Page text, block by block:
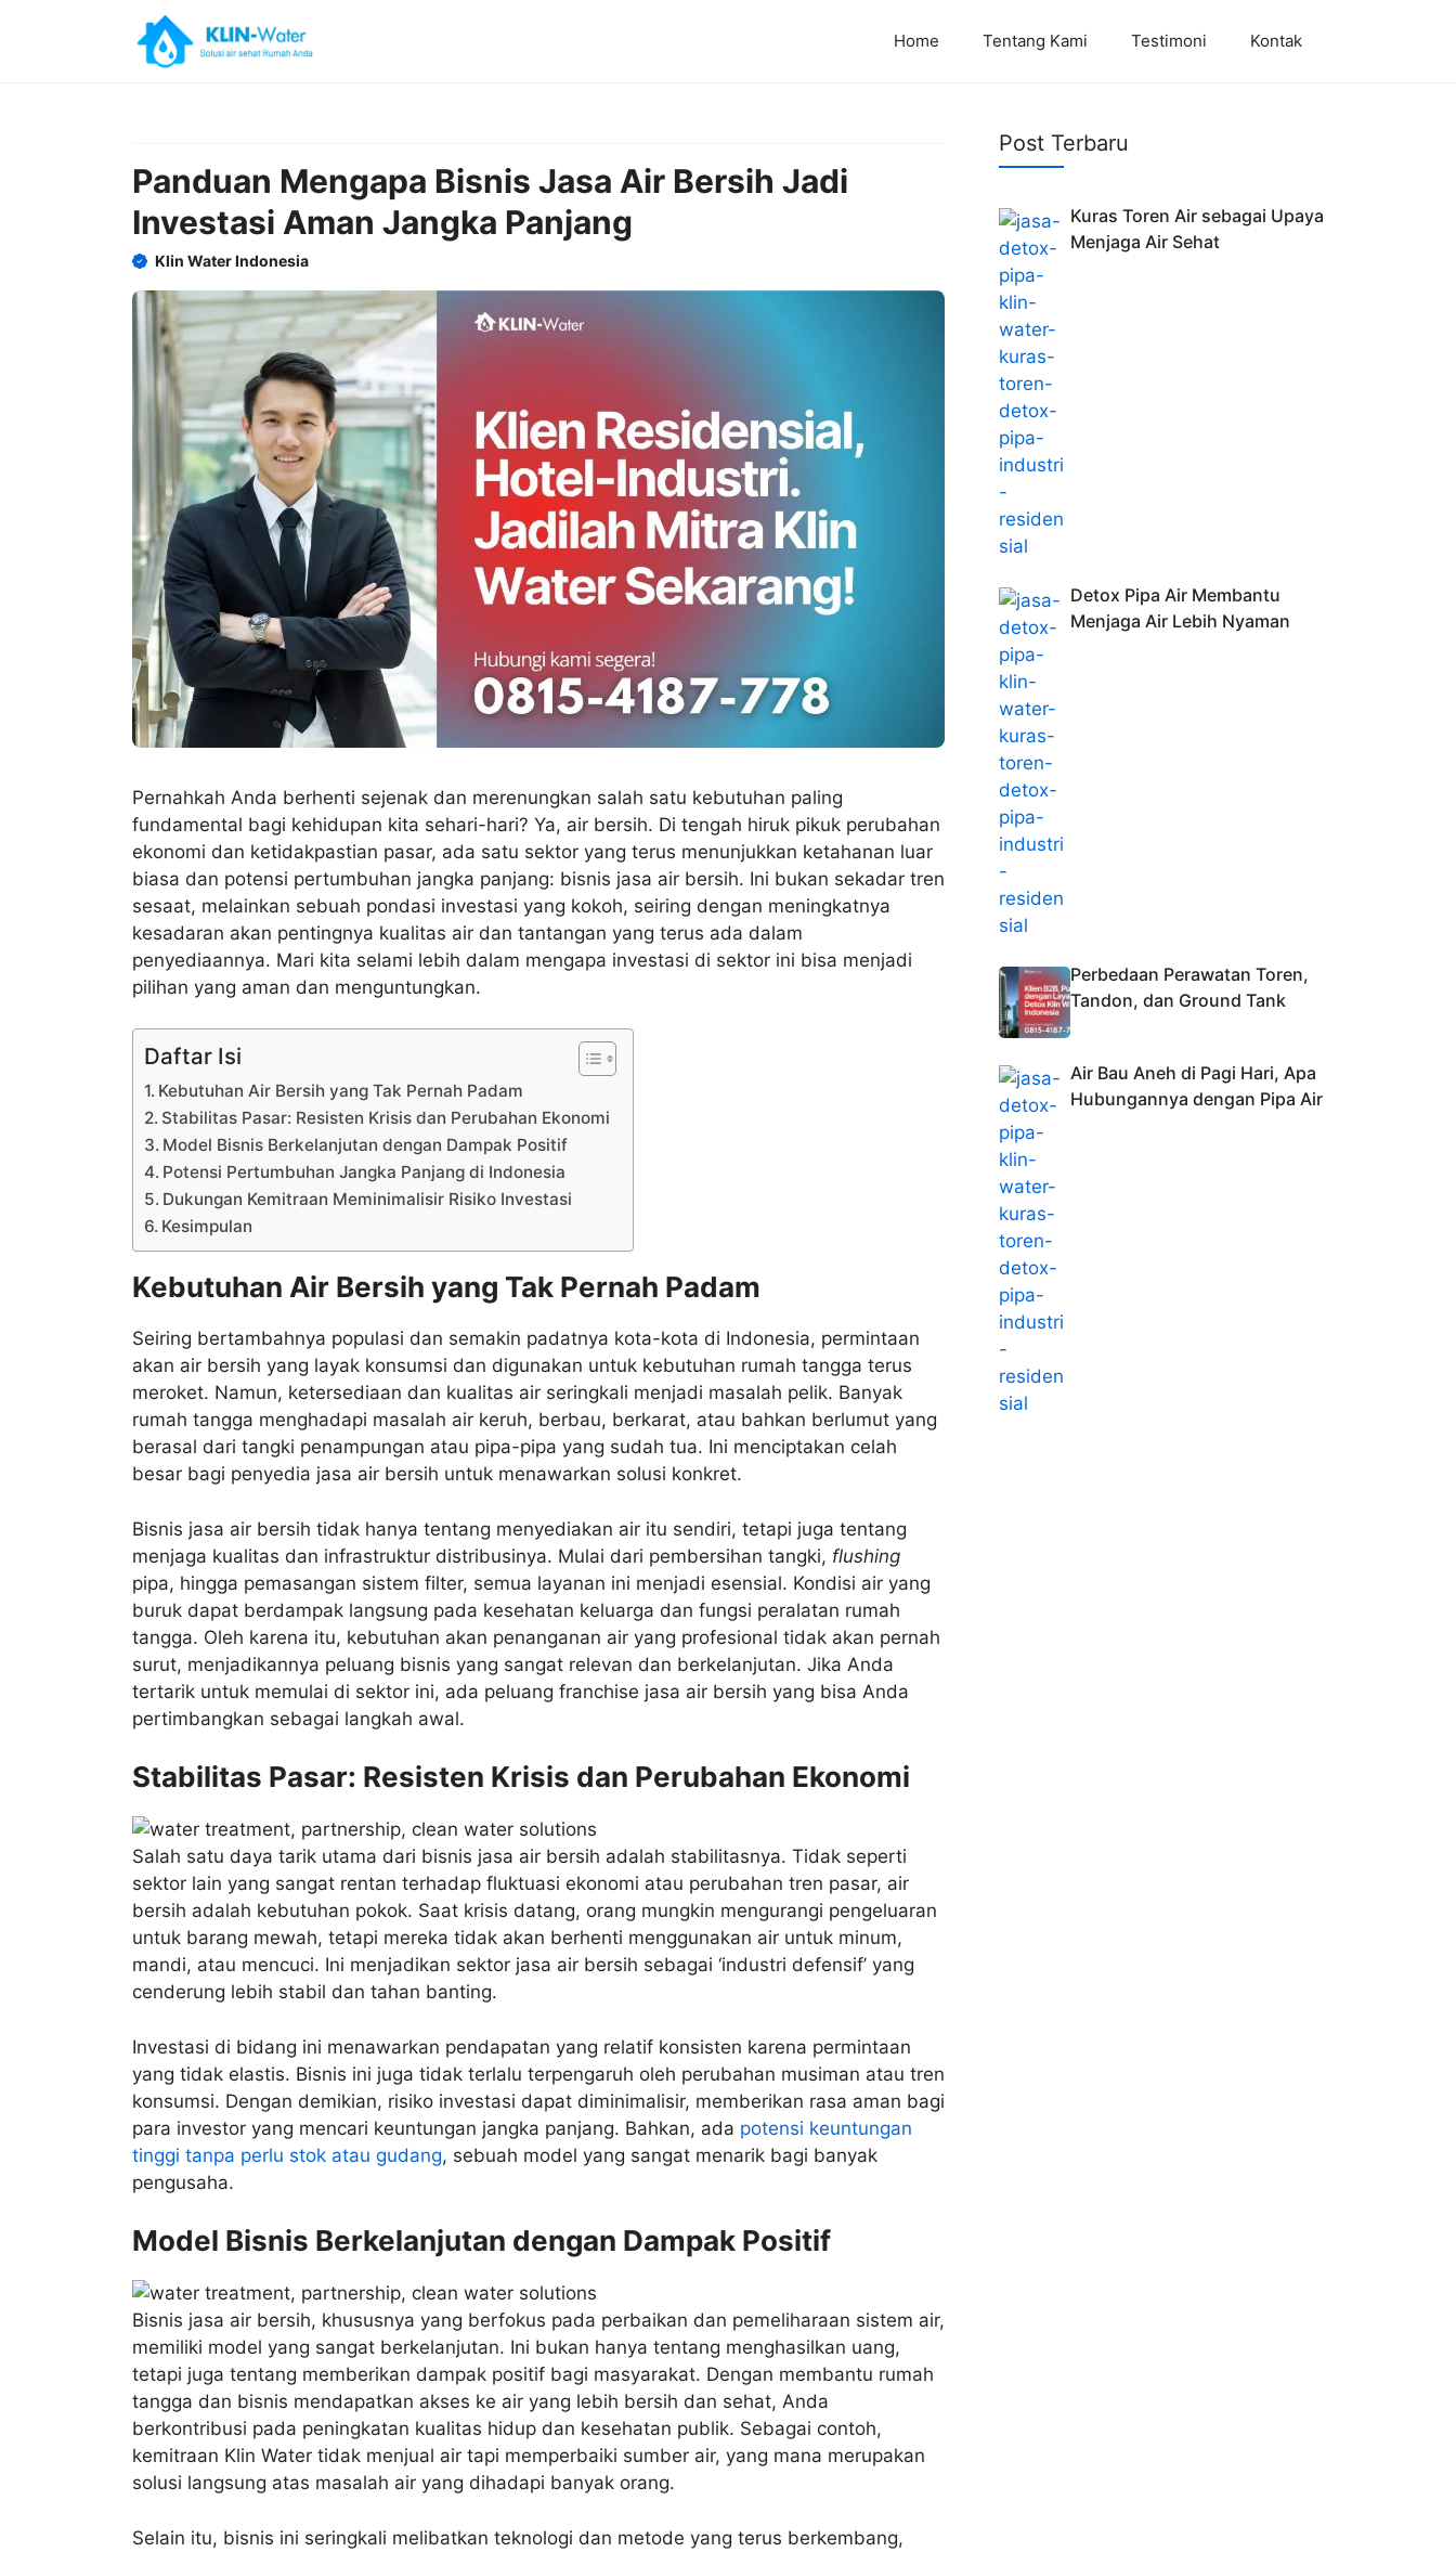
Home Tentang Kami Testimoni Kontak
Panduan Mengapa Bisnis Jasa Air Bersih Jadi
Investasi Aman Jangka Panjang
Klin Water Indonesia
Pernahkah Anda berhenti sejenak dan merenungkan salah satu kebutuhan paling
fundamental bagi kehidupan kita sehari-hari? Ya, air bersih. Di tengah hiruk pikuk perubahan
ekonomi dan ketidakpastian pasar, ada satu sektor yang terus menunjukkan ketahanan luar
biasa dan potensi pertumbuhan jangka panjang: bisnis jasa air bersih. Ini bukan sekadar tren
sesaat, melainkan sebuah pondasi investasi yang kokoh, seiring dengan meningkatnya
kesadaran akan pentingnya kualitas air dan tantangan yang terus ada dalam
penyediaannya. Mari kita selami lebih dalam mengapa investasi di sektor ini bisa menjadi
pilihan yang aman dan menguntungkan.
Daftar Isi
Kebutuhan Air Bersih yang Tak Pernah Padam
Stabilitas Pasar: Resisten Krisis dan Perubahan Ekonomi
Model Bisnis Berkelanjutan dengan Dampak Positif
Potensi Pertumbuhan Jangka Panjang di Indonesia
Dukungan Kemitraan Meminimalisir Risiko Investasi
Kesimpulan
Kebutuhan Air Bersih yang Tak Pernah Padam
Seiring bertambahnya populasi dan semakin padatnya kota-kota di Indonesia, permintaan
akan air bersih yang layak konsumsi dan digunakan untuk kebutuhan rumah tangga terus
meroket. Namun, ketersediaan dan kualitas air seringkali menjadi masalah pelik. Banyak
rumah tangga menghadapi masalah air keruh, berbau, berkarat, atau bahkan berlumut yang
berasal dari tangki penampungan atau pipa-pipa yang sudah tua. Ini menciptakan celah
besar bagi penyedia jasa air bersih untuk menawarkan solusi konkret.
Bisnis jasa air bersih tidak hanya tentang menyediakan air itu sendiri, tetapi juga tentang
menjaga kualitas dan infrastruktur distribusinya. Mulai dari pembersihan tangki, flushing
pipa, hingga pemasangan sistem filter, semua layanan ini menjadi esensial. Kondisi air yang
buruk dapat berdampak langsung pada kesehatan keluarga dan fungsi peralatan rumah
tangga. Oleh karena itu, kebutuhan akan penanganan air yang profesional tidak akan pernah
surut, menjadikannya peluang bisnis yang sangat relevan dan berkelanjutan. Jika Anda
tertarik untuk memulai di sektor ini, ada peluang franchise jasa air bersih yang bisa Anda
pertimbangkan sebagai langkah awal.
Stabilitas Pasar: Resisten Krisis dan Perubahan Ekonomi
Salah satu daya tarik utama dari bisnis jasa air bersih adalah stabilitasnya. Tidak seperti
sektor lain yang sangat rentan terhadap fluktuasi ekonomi atau perubahan tren pasar, air
bersih adalah kebutuhan pokok. Saat krisis datang, orang mungkin mengurangi pengeluaran
untuk barang mewah, tetapi mereka tidak akan berhenti menggunakan air untuk minum,
mandi, atau mencuci. Ini menjadikan sektor jasa air bersih sebagai ‘industri defensif’ yang
cenderung lebih stabil dan tahan banting.
Investasi di bidang ini menawarkan pendapatan yang relatif konsisten karena permintaan
yang tidak elastis. Bisnis ini juga tidak terlalu terpengaruh oleh perubahan musiman atau tren
konsumsi. Dengan demikian, risiko investasi dapat diminimalisir, memberikan rasa aman bagi
para investor yang mencari keuntungan jangka panjang. Bahkan, ada potensi keuntungan
tinggi tanpa perlu stok atau gudang, sebuah model yang sangat menarik bagi banyak
pengusaha.
Model Bisnis Berkelanjutan dengan Dampak Positif
Bisnis jasa air bersih, khususnya yang berfokus pada perbaikan dan pemeliharaan sistem air,
memiliki model yang sangat berkelanjutan. Ini bukan hanya tentang menghasilkan uang,
tetapi juga tentang memberikan dampak positif bagi masyarakat. Dengan membantu rumah
tangga dan bisnis mendapatkan akses ke air yang lebih bersih dan sehat, Anda
berkontribusi pada peningkatan kualitas hidup dan kesehatan publik. Sebagai contoh,
kemitraan Klin Water tidak menjual air tapi memperbaiki sumber air, yang mana merupakan
solusi langsung atas masalah air yang dihadapi banyak orang.
Selain itu, bisnis ini seringkali melibatkan teknologi dan metode yang terus berkembang,
Post Terbaru
Kuras Toren Air sebagai Upaya
Menjaga Air Sehat
Detox Pipa Air Membantu
Menjaga Air Lebih Nyaman
Perbedaan Perawatan Toren,
Tandon, dan Ground Tank
Air Bau Aneh di Pagi Hari, Apa
Hubungannya dengan Pipa Air